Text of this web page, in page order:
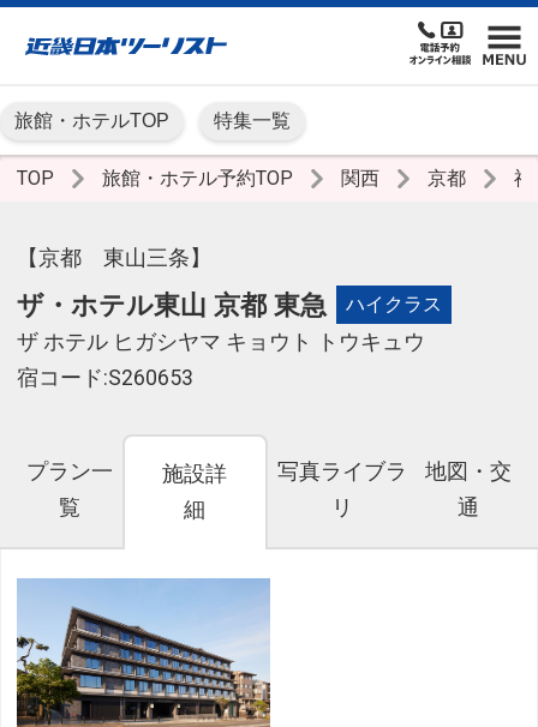
旅館・ホテルTOP 特集一覧
TOP 旅館・ホテル予約TOP 関西 京都
【京都 東山三条】
ザ・ホテル東山 京都 東急 ハイクラス
ザ ホテル ヒガシヤマ キョウト トウキュウ
宿コード:S260653
プラン一
覧
施設詳
細
写真ライブラ
リ
地図・交
通